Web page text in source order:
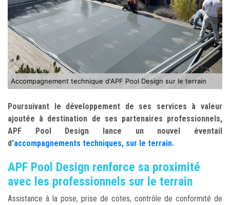
Accompagnement technique d'APF Pool Design sur le terrain
Poursuivant le développement de ses services à valeur
ajoutée à destination de ses partenaires professionnels,
APF Pool Design lance un nouvel éventail
d'accompagnements techniques, sur le terrain.
APF Pool Design renforce sa proximité
avec les professionnels sur le terrain
Assistance à la pose, prise de cotes, contrôle de conformité de